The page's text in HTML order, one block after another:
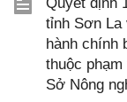
tỉnh Sơn La
hành chính
thuộc
Sở Nông